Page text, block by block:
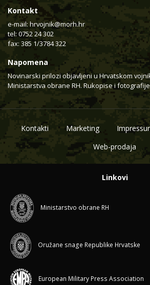
Kontakt
e-mail: hrvojnik@morh.hr
tel: 0752 24 302
fax: 385 1/3784 322
Napomena
Novinarski prilozi objavljeni u Hrvatskom
Ministarstva obrane RH. Rukopise i
Kontakti Marketing
Web-prodaja
Linkovi
Ministarstvo obrane RH
Oružane snage Republike Hrvatske
European Military Press Association